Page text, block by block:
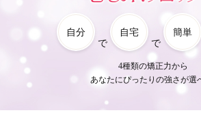
自分
で
自宅
で
簡単
4種類の矯正力から
あなたにぴったりの強さが選